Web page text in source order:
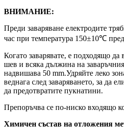
ВНИМАНИЕ:
Преди заваряване електродите
час при температура 150±10℃
Когато заварявате, е подходящо да
шев и всяка дължина на
надвишава 50 mm.Удряйте леко
веднага след заваряването, за да
да предотвратите пукнатини.
Препоръчва се по-ниско входящо
Химичен състав на отложения